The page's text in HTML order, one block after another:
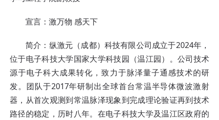
宣言：激万物 感天下
简介：纵激元（成都）科技有限公司成立于2024年，
位于电子科技大学国家大学科技园（温江园）。公司技术
源于电子科大成果转化，致力于脉泽量子通感技术的研
发。团队于2017年研制出全球首台常温半导体微波激射
器，从首次观测到常温脉泽现象到完成理论验证再到技术
路径的稳定，历时八年。在电子科技大学及温江区政府的